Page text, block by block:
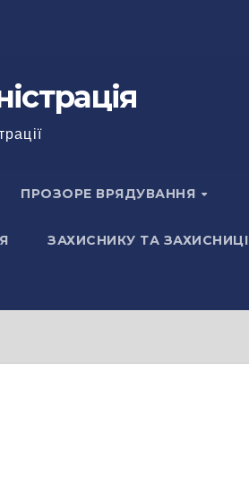
ПРОЗОРЕ ВРЯДУВАННЯ
ЗАХИСНИКУ ТА ЗАХИСНИЦІ